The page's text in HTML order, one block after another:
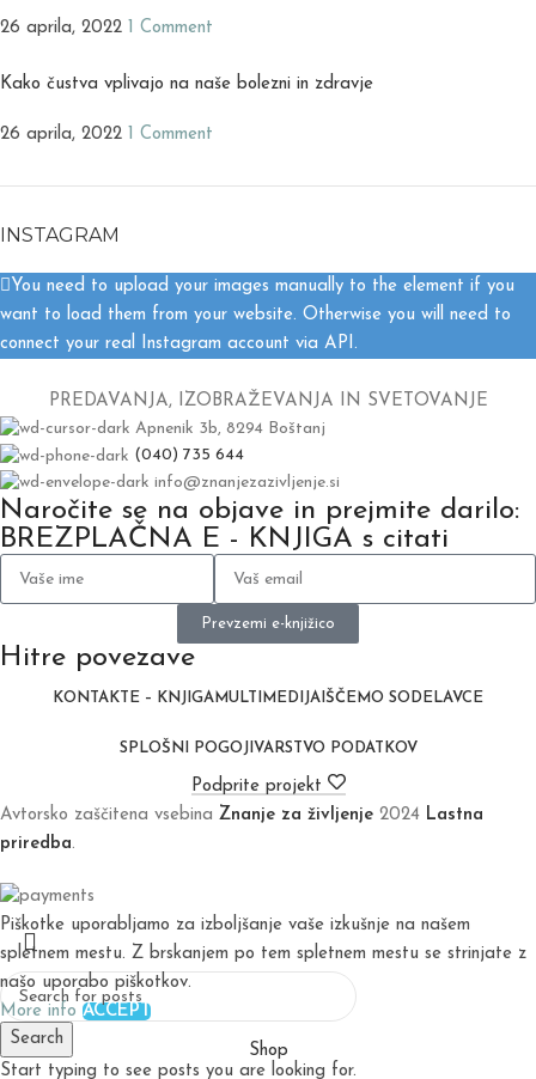
26 aprila, 2022 1 Comment
Kako čustva vplivajo na naše bolezni in zdravje
26 aprila, 2022 1 Comment
INSTAGRAM
You need to upload your images manually to the element if you
want to load them from your website. Otherwise you will need to
connect your real Instagram account via API.
PREDAVANJA, IZOBRAŽEVANJA IN SVETOVANJE
Apnenik 3b, 8294 Boštanj
(040) 735 644
info@znanjezazivljenje.si
Naročite se na objave in prejmite darilo:
BREZPLAČNA E - KNJIGA s citati
Prevzemi e-knjižico
Hitre povezave
KONTAKT E – KNJIGAMULTIMEDIJA IŠČEMO SODELAVCE
SPLOŠNI POGOJI VARSTVO PODATKOV
Podprite projekt
Avtorsko zaščitena vsebina Znanje za življenje 2024 Lastna
priredba.
Search
Start typing to see posts you are looking for.
Piškotke uporabljamo za izboljšanje vaše izkušnje na našem
spletnem mestu. Z brskanjem po tem spletnem mestu se strinjate z
našo uporabo piškotkov.
More info ACCEPT
Shop